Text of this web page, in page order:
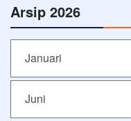
Arsip 2026
Januari
Juni